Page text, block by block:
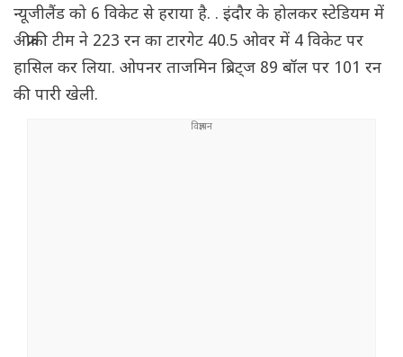
न्यूजीलैंड को 6 विकेट से हराया है. . इंदौर के होलकर स्टेडियम में
अफ्रीकी टीम ने 223 रन का टारगेट 40.5 ओवर में 4 विकेट पर
हासिल कर लिया. ओपनर ताजमिन ब्रिट्ज 89 बॉल पर 101 रन
की पारी खेली.